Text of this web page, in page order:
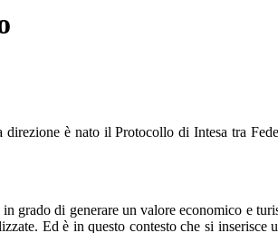
è nato il Protocollo di Intesa tra
grado di generare un valore economico e
Ed è in questo contesto che si inserisce